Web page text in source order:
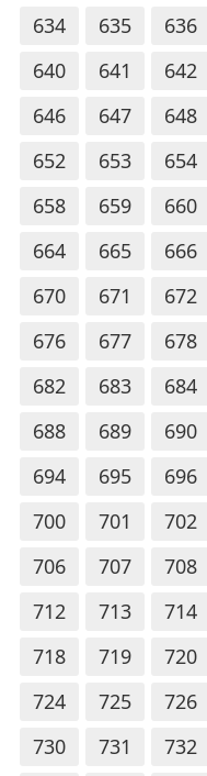
634
635 636
640
641 642
646
647 648
652
653 654
658
659 660
664
665 666
670
671 672
676
677 678
682
683 684
688
689 690
694
695 696
700
701 702
706
707 708
712
713 714
718
719 720
724
725 726
730
731 732